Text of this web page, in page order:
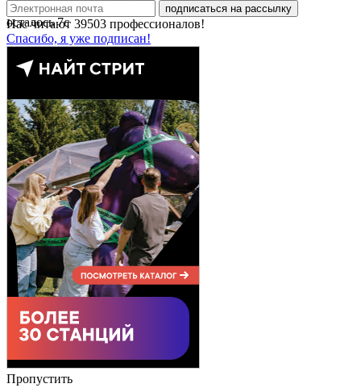
подписаться на рассылку
Нас читают 39503 профессионалов!
Спасибо, я уже подписан!
осталось7с
Пропустить